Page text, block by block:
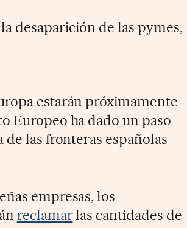
desaparición de las pymes,
estarán próximamente
Europeo ha dado un paso
las fronteras españolas
empresas, los
reclamarlas cantidades de